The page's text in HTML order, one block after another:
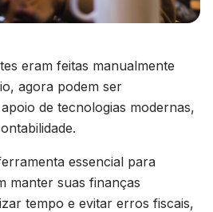
eram feitas manualmente
agora podem ser
de tecnologias modernas,
essencial para
manter suas finanças
tempo e evitar erros fiscais,